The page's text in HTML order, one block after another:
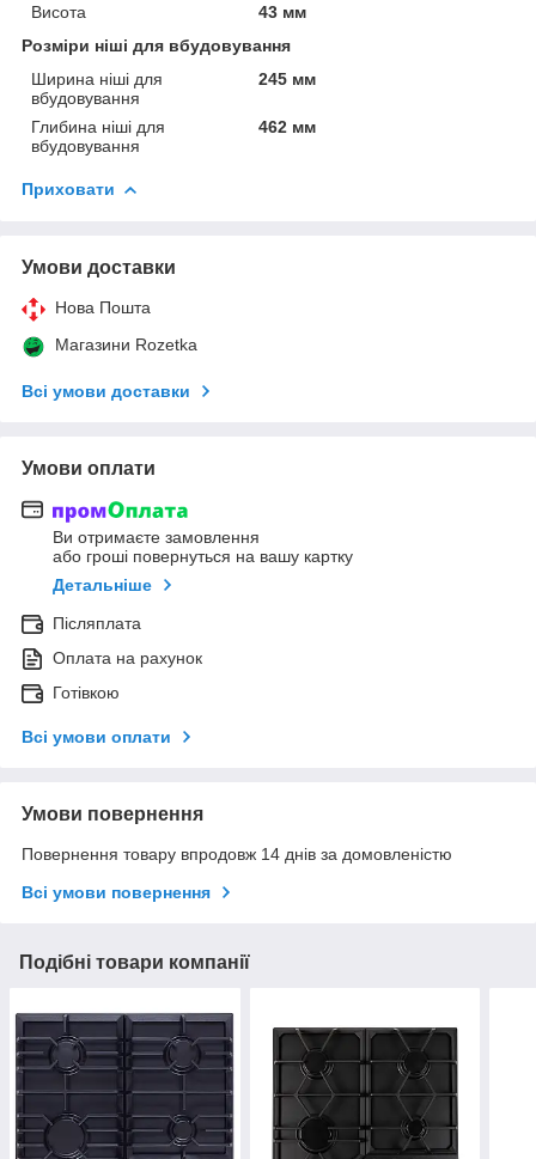
Висота
43 мм
Розміри ніші для вбудовування
Ширина ніші для
вбудовування
245 мм
Глибина ніші для
вбудовування
462 мм
Приховати
Умови доставки
Нова Пошта
Магазини Rozetka
Всі умови доставки
Умови оплати
Ви отримаєте замовлення
або гроші повернуться на вашу картку
Детальніше
Післяплата
Оплата на рахунок
Готівкою
Всі умови оплати
Умови повернення
Повернення товару впродовж 14 днів за домовленістю
Всі умови повернення
Подібні товари компанії